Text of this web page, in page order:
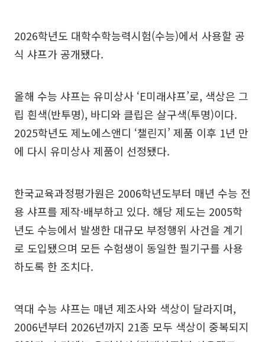
2026학년도 대학수학능력시험(수능)에서 사용할 공
식 샤프가 공개됐다.
올해 수능 샤프는 유미상사 ‘E미래샤프’로, 색상은 그
립 흰색(반투명), 바디와 클립은 살구색(투명)이다.
2025학년도 제노에스앤디 ‘챌린지’ 제품 이후 1년 만
에 다시 유미상사 제품이 선정됐다.
한국교육과정평가원은 2006학년도부터 매년 수능 전
용 샤프를 제작·배부하고 있다. 해당 제도는 2005학
년도 수능에서 발생한 대규모 부정행위 사건을 계기
로 도입됐으며 모든 수험생이 동일한 필기구를 사용
하도록 한 조치다.
역대 수능 샤프는 매년 제조사와 색상이 달라지며,
2006년부터 2026년까지 21종 모두 색상이 중복되지